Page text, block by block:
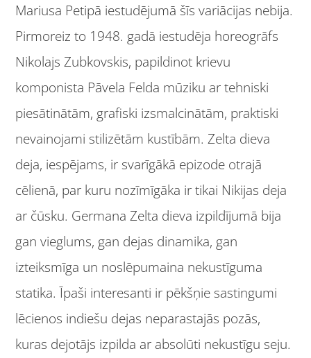
Mariusa Petipā iestudējumā šīs variācijas nebija.
Pirmoreiz to 1948. gadā iestudēja horeogrāfs
Nikolajs Zubkovskis, papildinot krievu
komponista Pāvela Felda mūziku ar tehniski
piesātinātām, grafiski izsmalcinātām, praktiski
nevainojami stilizētām kustībām. Zelta dieva
deja, iespējams, ir svarīgākā epizode otrajā
cēlienā, par kuru nozīmīgāka ir tikai Nikijas deja
ar čūsku. Germana Zelta dieva izpildījumā bija
gan vieglums, gan dejas dinamika, gan
izteiksmīga un noslēpumaina nekustīguma
statika. Īpaši interesanti ir pēkšņie sastingumi
lēcienos indiešu dejas neparastajās pozās,
kuras dejotājs izpilda ar absolūti nekustīgu seju.